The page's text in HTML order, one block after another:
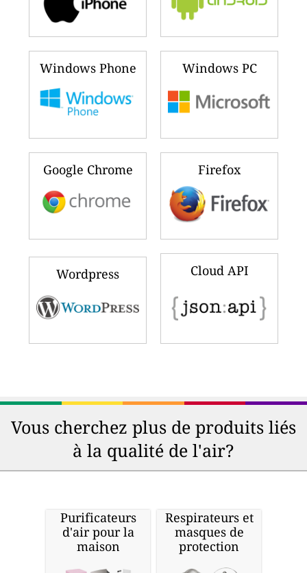
Windows Phone Windows PC
Google Chrome Firefox
Wordpress Cloud API
Vous cherchez plus de produits liés
à la qualité de l'air?
Purificateurs
d'air pour la
maison
Respirateurs et
masques de
protection